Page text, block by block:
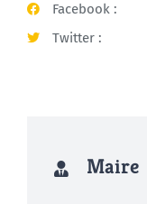
Facebook :
Twitter :
Maire